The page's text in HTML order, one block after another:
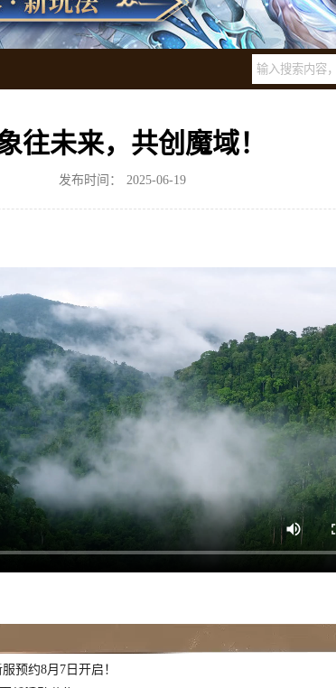
往未来，共创魔域！
发布时间： 2025-06-19
预约8月7日开启！